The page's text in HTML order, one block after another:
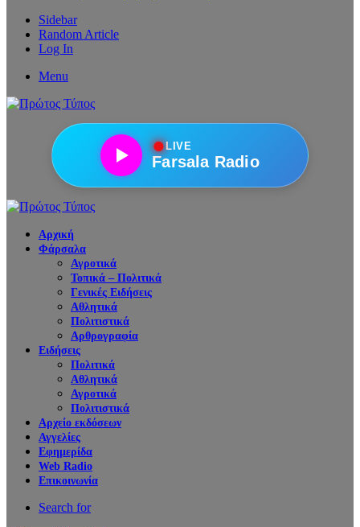
Sidebar
Random Article
Log In
Menu
●LIVE
Farsala Radio
Αρχική
Φάρσαλα
Αγροτικά
Τοπικά – Πολιτικά
Γενικές Ειδήσεις
Αθλητικά
Πολιτιστικά
Αρθρογραφία
Ειδήσεις
Πολιτικά
Αθλητικά
Αγροτικά
Πολιτιστικά
Αρχείο εκδόσεων
Αγγελίες
Εφημερίδα
Web Radio
Επικοινωνία
Search for